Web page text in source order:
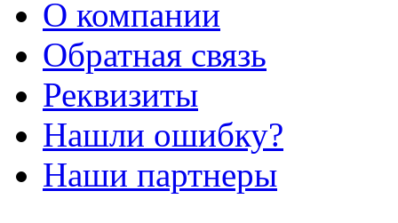
О компании
Обратная связь
Реквизиты
Нашли ошибку?
Наши партнеры